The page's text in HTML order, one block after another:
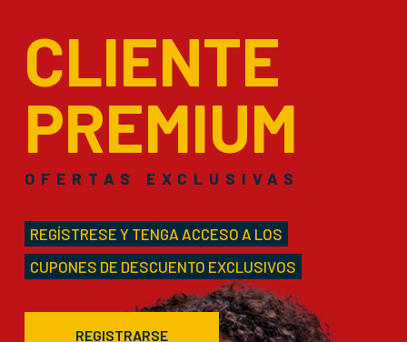
CLIENTE
PREMIUM
OFERTAS EXCLUSIVAS
REGÍSTRESE Y TENGA ACCESO A LOS
CUPONES DE DESCUENTO EXCLUSIVOS
REGISTRARSE